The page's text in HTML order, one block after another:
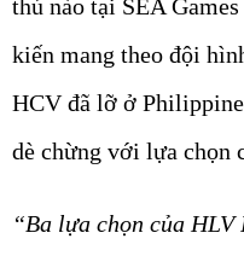
thủ nào tại SEA
kiến mang theo đội
HCV đã lỡ ở
dè chừng với lựa chọn
“Ba lựa chọn của HLV